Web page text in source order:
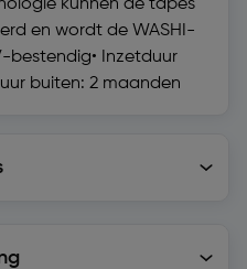
kunnen de tapes
en wordt de WASHI-
bestendig• Inzetduur
buiten: 2 maanden